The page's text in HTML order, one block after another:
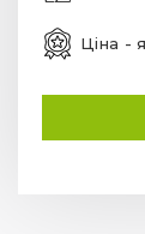
Ціна -